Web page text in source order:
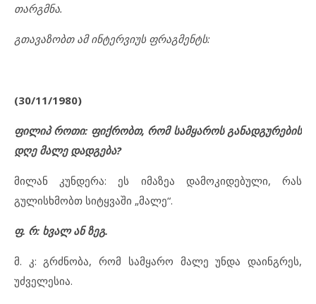
თარგმნა.
გთავაზობთ ამ ინტერვიუს ფრაგმენტს:
(30/11/1980)
ფილიპ როთი: ფიქრობთ, რომ სამყაროს განადგურების
დღე მალე დადგება?
მილან კუნდერა: ეს იმაზეა დამოკიდებული, რას
გულისხმობთ სიტყვაში „მალე“.
ფ. რ: ხვალ ან ზეგ.
მ. კ: გრძნობა, რომ სამყარო მალე უნდა დაინგრეს,
უძველესია.